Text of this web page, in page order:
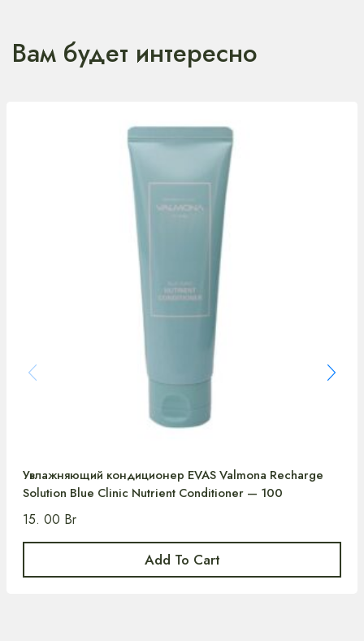
Вам будет интересно
Увлажняющий кондиционер EVAS Valmona Recharge
Solution Blue Clinic Nutrient Conditioner — 100
15. 00 Br
Add To Cart